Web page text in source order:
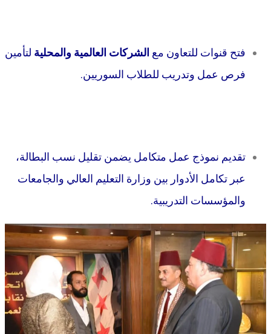
فتح قنوات للتعاون مع الشركات العالمية والمحلية لتأمين
فرص عمل وتدريب للطلاب السوريين.
تقديم نموذج عمل متكامل يضمن تقليل نسب البطالة،
عبر تكامل الأدوار بين وزارة التعليم العالي والجامعات
والمؤسسات التدريبية.